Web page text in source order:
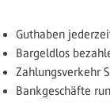
Guthaben
Bargeldlos
Zahlungsverkehr
Bankgeschäfte